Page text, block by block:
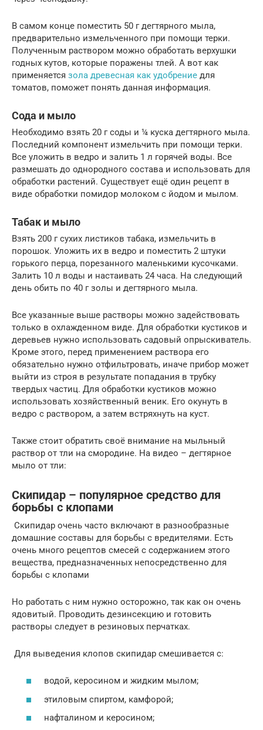
В самом конце поместить 50 г дегтярного мыла,
предварительно измельченного при помощи терки.
Полученным раствором можно обработать верхушки
годных кутов, которые поражены тлей. А вот как
применяется зола древесная как удобрение для
томатов, поможет понять данная информация.
Сода и мыло
Необходимо взять 20 г соды и ¼ куска дегтярного мыла.
Последний компонент измельчить при помощи терки.
Все уложить в ведро и залить 1 л горячей воды. Все
размешать до однородного состава и использовать для
обработки растений. Существует ещё один рецепт в
виде обработки помидор молоком с йодом и мылом.
Табак и мыло
Взять 200 г сухих листиков табака, измельчить в
порошок. Уложить их в ведро и поместить 2 штуки
горького перца, порезанного маленькими кусочками.
Залить 10 л воды и настаивать 24 часа. На следующий
день обить по 40 г золы и дегтярного мыла.
Все указанные выше растворы можно задействовать
только в охлажденном виде. Для обработки кустиков и
деревьев нужно использовать садовый опрыскиватель.
Кроме этого, перед применением раствора его
обязательно нужно отфильтровать, иначе прибор может
выйти из строя в результате попадания в трубку
твердых частиц. Для обработки кустиков можно
использовать хозяйственный веник. Его окунуть в
ведро с раствором, а затем встряхнуть на куст.
Также стоит обратить своё внимание на мыльный
раствор от тли на смородине. На видео – дегтярное
мыло от тли:
Скипидар – популярное средство для
борьбы с клопами
Скипидар очень часто включают в разнообразные
домашние составы для борьбы с вредителями. Есть
очень много рецептов смесей с содержанием этого
вещества, предназначенных непосредственно для
борьбы с клопами
Но работать с ним нужно осторожно, так как он очень
ядовитый. Проводить дезинсекцию и готовить
растворы следует в резиновых перчатках.
Для выведения клопов скипидар смешивается с:
водой, керосином и жидким мылом;
этиловым спиртом, камфорой;
нафталином и керосином;